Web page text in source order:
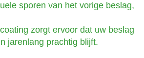
sporen van het vorige beslag,
zorgt ervoor dat uw beslag
jarenlang prachtig blijft.